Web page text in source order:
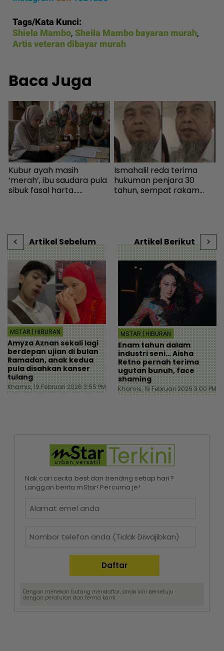
Tags/Kata Kunci:
Shiela Mambo, Sheila Mambo bayaran murah,
Artis veteran dibayar murah
Baca Juga
Kubur ayah masih
‘merah’, ibu saudara pula
sibuk fasal harta...
Ismahalil reda terima
hukuman penjara 30
tahun, sempat rakam
Artikel Sebelum
MSTAR | HIBURAN
Amyza Aznan sekali lagi
berdepan ujian di bulan
Ramadan, anak kedua
pula disahkan kanser
tulang
Khamis, 19 Februari 2026 3:55 PM
Artikel Berikut
MSTAR | HIBURAN
Enam tahun dalam
industri seni… Aisha
Retno pernah terima
ugutan bunuh, face
shaming
Khamis, 19 Februari 2026 3:00 PM
Nak cari cerita best dan trending setiap hari?
Langgan berita mStar! Percuma je!
Dengan menekan butang mendaftar, anda kini bersetuju
dengan peraturan dan terma kami.